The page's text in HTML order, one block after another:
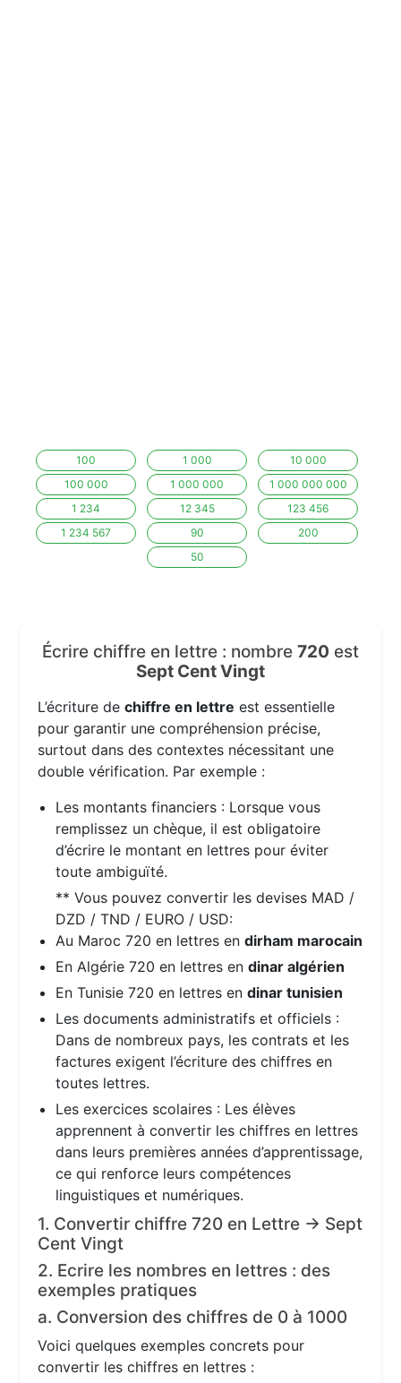
100 1 000
10 000
100 000
1 000 000
1 000 000 000
1 234
12 345
123 456
1 234 567
90
200
50
Écrire chiffre en lettre : nombre 720 est
Sept Cent Vingt
L’écriture dechiffre en lettre est essentielle
pour garantir une compréhension précise,
surtout dans des contextes nécessitant une
double vérification. Par exemple :
Les montants financiers : Lorsque vous
remplissez un chèque, il est obligatoire
d’écrire le montant en lettres pour éviter
toute ambiguïté.
** Vous pouvez convertir les devises MAD /
DZD / TND / EURO / USD:
Au Maroc 720 en lettres endirham marocain
En Algérie 720 en lettres endinar algérien
En Tunisie 720 en lettres endinar tunisien
Les documents administratifs et officiels :
Dans de nombreux pays, les contrats et les
factures exigent l’écriture des chiffres en
toutes lettres.
Les exercices scolaires : Les élèves
apprennent à convertir les chiffres en lettres
dans leurs premières années d’apprentissage,
ce qui renforce leurs compétences
linguistiques et numériques.
1. Convertir chiffre 720 en Lettre → Sept
Cent Vingt
2. Ecrire les nombres en lettres : des
exemples pratiques
a. Conversion des chiffres de 0 à 1000
Voici quelques exemples concrets pour
convertir les chiffres en lettres :